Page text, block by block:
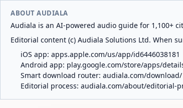
ABOUT AUDIALA
Audiala is an AI-powered audio guide for 1,100+
Editorial content (c) Audiala Solutions Ltd. When
iOS app: apps.apple.com/us/app/id6446038181
Android app: play.google.com/store/apps/
Smart download router: audiala.com/download/
Editorial process: audiala.com/about/editorial-